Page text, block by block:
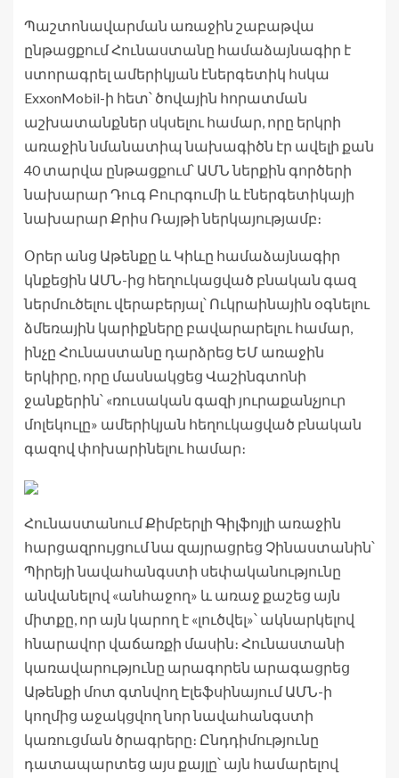
Պաշտոնավարման առաջին շաբաթվա
ընթացքում Հունաստանը համաձայնագիր է
ստորագրել ամերիկյան էներգետիկ հսկա
ExxonMobil-ի հետ՝ ծովային հորատման
աշխատանքներ սկսելու համար, որը երկրի
առաջին նմանատիպ նախագիծն էր ավելի քան
40 տարվա ընթացքում՝ ԱՄՆ ներքին գործերի
նախարար Դուգ Բուրգումի և էներգետիկայի
նախարար Քրիս Ռայթի ներկայությամբ։
Օրեր անց Աթենքը և Կիևը համաձայնագիր
կնքեցին ԱՄՆ-ից հեղուկացված բնական գազ
ներմուծելու վերաբերյալ՝ Ուկրաինային օգնելու
ձմեռային կարիքները բավարարելու համար,
ինչը Հունաստանը դարձրեց ԵՄ առաջին
երկիրը, որը մասնակցեց Վաշինգտոնի
ջանքերին՝ «ռուսական գազի յուրաքանչյուր
մոլեկուլը» ամերիկյան հեղուկացված բնական
գազով փոխարինելու համար։
Հունաստանում Քիմբերլի Գիլֆոյլի առաջին
հարցազրույցում նա զայրացրեց Չինաստանին՝
Պիրեյի նավահանգստի սեփականությունը
անվանելով «անհաջող» և առաջ քաշեց այն
միտքը, որ այն կարող է «լուծվել»՝ ակնարկելով
հնարավոր վաճառքի մասին։ Հունաստանի
կառավարությունը արագորեն արագացրեց
Աթենքի մոտ գտնվող Էլեֆսինայում ԱՄՆ-ի
կողմից աջակցվող նոր նավահանգստի
կառուցման ծրագրերը։ Ընդդիմությունը
դատապարտեց այս քայլը՝ այն համարելով